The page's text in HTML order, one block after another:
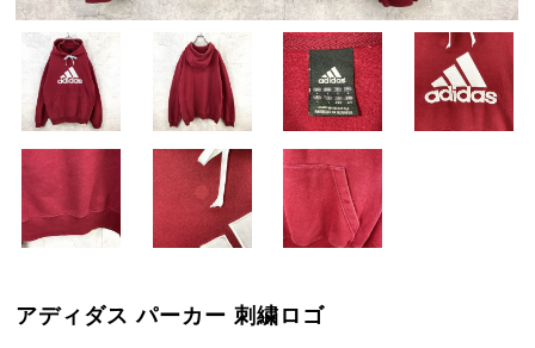
アディダス パーカー 刺繍ロゴ